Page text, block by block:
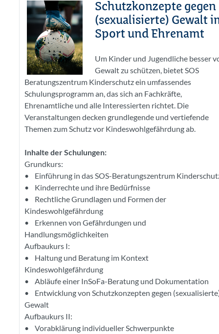
Schutzkonzepte gegen
(sexualisierte) Gewalt
Sport und Ehrenamt
Um Kinder und Jugendliche besser
Gewalt zu schützen, bietet SOS
Beratungszentrum Kinderschutz ein umfassendes
Schulungsprogramm an, das sich an Fachkräfte,
Ehrenamtliche und alle Interessierten richtet. Die
Veranstaltungen decken grundlegende und vertiefende
Themen zum Schutz vor Kindeswohlgefährdung ab.
Inhalte der Schulungen:
Grundkurs:
• Einführung in das SOS-Beratungszentrum
• Kinderrechte und ihre Bedürfnisse
• Rechtliche Grundlagen und Formen der
Kindeswohlgefährdung
• Erkennen von Gefährdungen und
Handlungsmöglichkeiten
Aufbaukurs I:
• Haltung und Beratung im Kontext
Kindeswohlgefährdung
• Abläufe einer InSoFa-Beratung und Dokumentation
• Entwicklung von Schutzkonzepten gegen
Gewalt
Aufbaukurs II:
• Vorabklärung individueller Schwerpunkte